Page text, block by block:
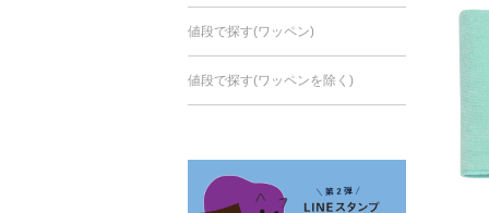
値段で探す(ワッペン)
値段で探す(ワッペンを除く)